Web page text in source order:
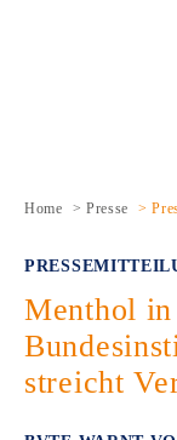
Home > Presse >
Menthol
streicht
Unsere Ziele und
Mitglieder
Vorstand
Team
Daten zum
Nachhaltigkeit
Nikotin
Inhaltsstoffe
Soziales
Governance
Lieferkette
Kampagne „Dein
Kampagne
Umweltkampagne